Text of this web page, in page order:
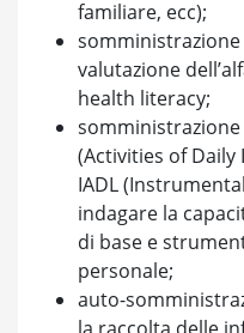
familiare, ecc);
valutazione
health literacy;
(Activities of
IADL
indagare la
di base e
personale;
auto-